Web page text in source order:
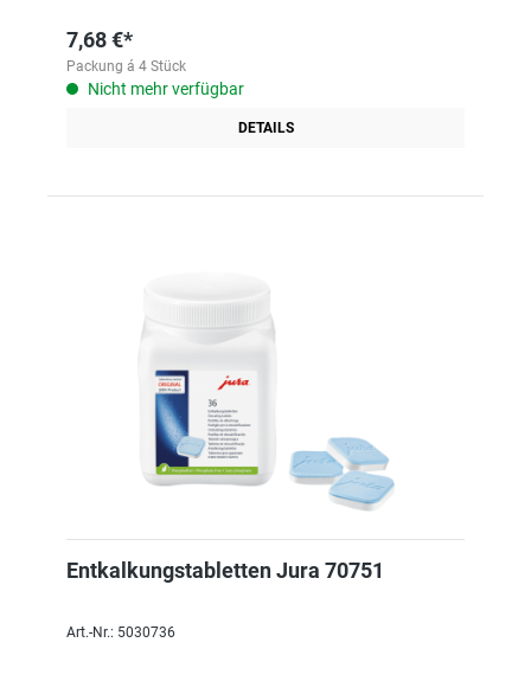
7,68 €*
Packung á 4 Stück
Nicht mehr verfügbar
DETAILS
Entkalkungstabletten Jura 70751
Art.-Nr.: 5030736